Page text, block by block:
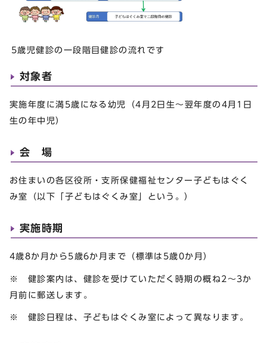
5歳児健診の一段階目健診の流れです
対象者
実施年度に満5歳になる幼児（4月2日生～翌年度の4月1日
生の年中児）
会 場
お住まいの各区役所・支所保健福祉センター子どもはぐく
み室（以下「子どもはぐくみ室」という。）
実施時期
4歳8か月から5歳6か月まで（標準は5歳0か月）
※ 健診案内は、健診を受けていただく時期の概ね2～3か
月前に郵送します。
※ 健診日程は、子どもはぐくみ室によって異なります。